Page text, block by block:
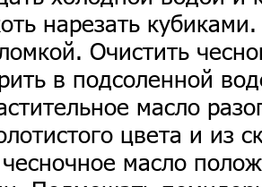
нарезать
Очистить
в подсоленной
масло
цвета и из
масло